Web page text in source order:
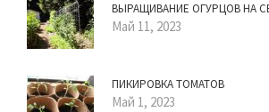
ВЫРАЩИВАНИЕ ОГУРЦОВ НА
Май 11, 2023
ПИКИРОВКА ТОМАТОВ
Май 1, 2023